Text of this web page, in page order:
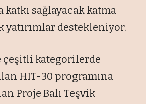
katkı sağlayacak katma
yatırımlar destekleniyor.
çeşitli kategorilerde
HIT-30 programına
Proje Balı Teşvik